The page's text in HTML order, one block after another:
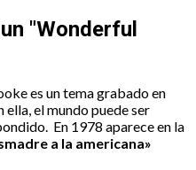
"Wonderful
es un tema grabado en
el mundo puede ser
En 1978 aparece en la
a la americana»